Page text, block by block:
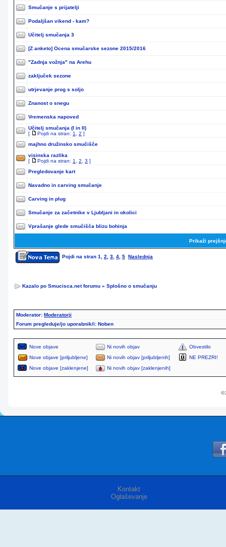
Smučanje s prijatelji
Podaljšan vikend - kam?
Učitelj smučanja 3
[Z anketo] Ocena smučarske sezone 2015/2016
"Zadnja vožnja" na Arehu
zaključek sezone
utrjevanje prog s soljo
Znanost o snegu
Vremenska napoved
Učitelj smučanja (I in II)
[
Pojdi na stran: 1 2 ]
majhno družinsko smučišče
visinska razlika
[
Pojdi na stran: 1 2 3 ]
Pregledovanje kart
Navadno in carving smučanje
Carving in plug
Smučanje za začetnike v Ljubljani in okolici
Vprašanje glede smučišča blizu bohinja
Prikaži
Pojdi na stran 1 2 3 4 5 Naslednja
Kazalo po Smucisca.net forumu » Splošno o smučanju
Moderator: Moderatorji
Forum pregleduje/jo uporabnik/i: Noben
Nove objave Ni novih objav
Obvestilo
Nove objave [priljubljene]
Ni novih objav [priljubljenih]
NE PREZRI!
Nove objave [zaklenjene]
Ni novih objav [zaklenjenih]
©
Kontakt
Oglaševanje